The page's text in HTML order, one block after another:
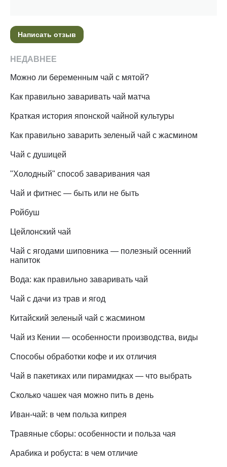
Написать отзыв
НЕДАВНЕЕ
Можно ли беременным чай с мятой?
Как правильно заваривать чай матча
Краткая история японской чайной культуры
Как правильно заварить зеленый чай с жасмином
Чай с душицей
"Холодный" способ заваривания чая
Чай и фитнес — быть или не быть
Ройбуш
Цейлонский чай
Чай с ягодами шиповника — полезный осенний
напиток
Вода: как правильно заваривать чай
Чай с дачи из трав и ягод
Китайский зеленый чай с жасмином
Чай из Кении — особенности производства, виды
Способы обработки кофе и их отличия
Чай в пакетиках или пирамидках — что выбрать
Сколько чашек чая можно пить в день
Иван-чай: в чем польза кипрея
Травяные сборы: особенности и польза чая
Арабика и робуста: в чем отличие